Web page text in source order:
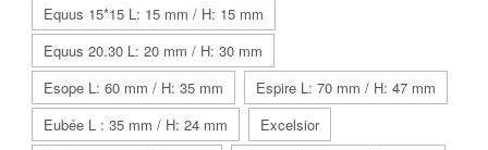
Equus 15*15 L: 15 mm / H: 15 mm
Equus 20.30 L: 20 mm / H: 30 mm
Esope L: 60 mm / H: 35 mm
Espire L: 70 mm / H: 47 mm
Eubée L : 35 mm / H: 24 mm
Excelsior